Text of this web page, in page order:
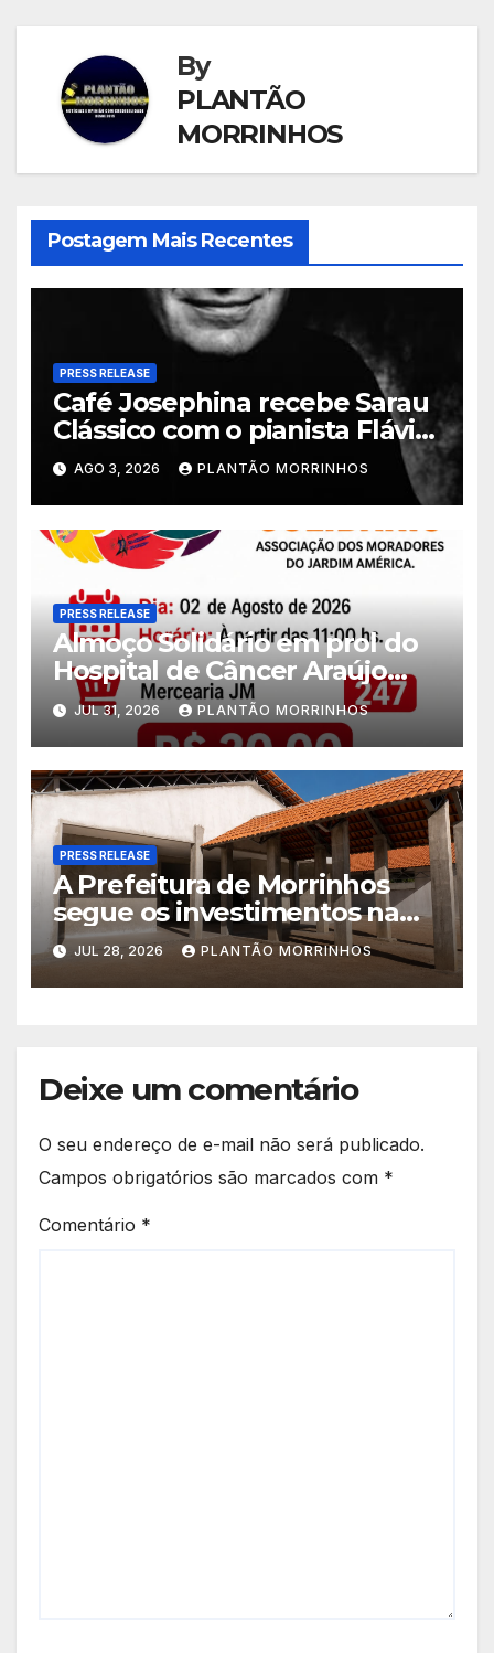
By
PLANTÃO
MORRINHOS
Postagem Mais Recentes
PRESS RELEASE
Café Josephina recebe Sarau
Clássico com o pianista Flávio
Varani nesta terça-feira
AGO 3, 2026 PLANTÃO MORRINHOS
PRESS RELEASE
Almoço Solidário em prol do
Hospital de Câncer Araújo
Jorge é realizado no Jardim
América
JUL 31, 2026 PLANTÃO MORRINHOS
PRESS RELEASE
A Prefeitura de Morrinhos
segue os investimentos na
educação. A obra da Escola
Municipal Eudóxio de
Figueiredo avança em ritmo
JUL 28, 2026 PLANTÃO MORRINHOS
Deixe um comentário
O seu endereço de e-mail não será publicado.
Campos obrigatórios são marcados com *
Comentário *